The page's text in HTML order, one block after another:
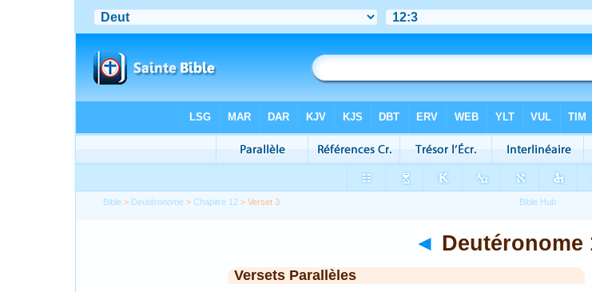
Bible > Deutéronome >Chapitre 12 > Verset 3
◄ Deutéronome
Versets Parallèles